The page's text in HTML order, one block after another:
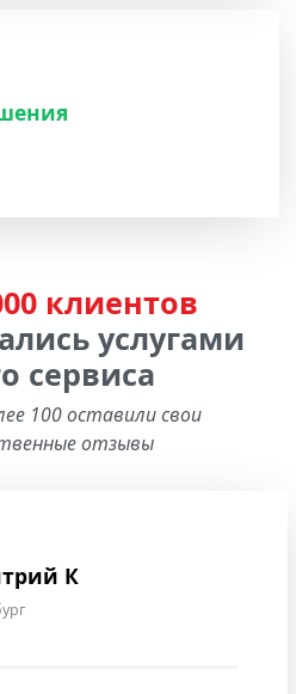
клиентов
услугами
сервиса
100 оставили свои
отзывы
К